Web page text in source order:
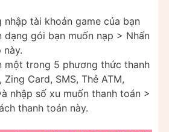
nhập tài khoản game của bạn
dạng gói bạn muốn nạp > Nhấn
này.
một trong 5 phương thức thanh
Zing Card, SMS, Thẻ ATM,
nhập số xu muốn thanh toán >
thanh toán này.